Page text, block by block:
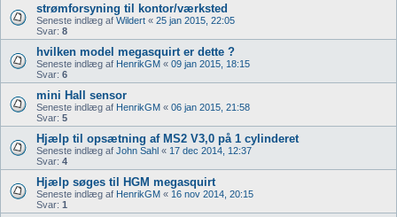
strømforsyning til kontor/værksted
Seneste indlæg af Wildert « 25 jan 2015, 22:05
Svar: 8
hvilken model megasquirt er dette ?
Seneste indlæg af HenrikGM « 09 jan 2015, 18:15
Svar: 6
mini Hall sensor
Seneste indlæg af HenrikGM « 06 jan 2015, 21:58
Svar: 5
Hjælp til opsætning af MS2 V3,0 på 1 cylinderet
Seneste indlæg af John Sahl « 17 dec 2014, 12:37
Svar: 4
Hjælp søges til HGM megasquirt
Seneste indlæg af HenrikGM « 16 nov 2014, 20:15
Svar: 1